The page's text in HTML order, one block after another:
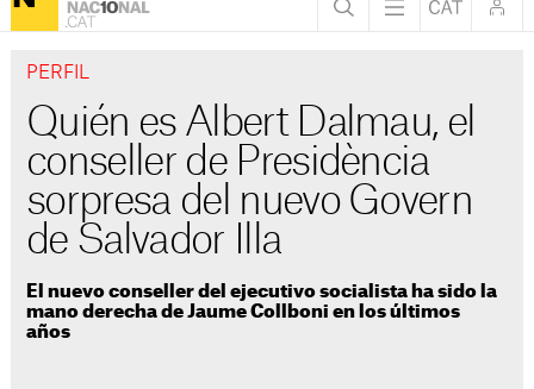
PERFIL
Quién es Albert Dalmau, el
conseller de Presidència
sorpresa del nuevo Govern
de Salvador Illa
El nuevo conseller del ejecutivo socialista ha sido la
mano derecha de Jaume Collboni en los últimos
años